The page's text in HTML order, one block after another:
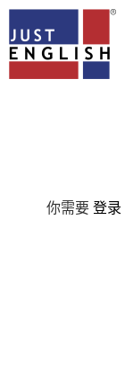
你需要 登录